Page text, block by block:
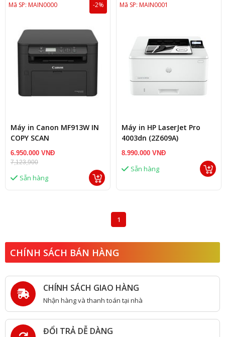
Mã SP: MAIN0000 -2%
Máy in Canon MF913W IN
COPY SCAN
6.950.000 VNĐ
7,123,900
Sẵn hàng
Mã SP: MAIN0001
Máy in HP LaserJet Pro
4003dn (2Z609A)
8.990.000 VNĐ
Sẵn hàng
1
CHÍNH SÁCH BÁN HÀNG
CHÍNH SÁCH GIAO HÀNG
Nhận hàng và thanh toán tại nhà
ĐỔI TRẢ DỄ DÀNG